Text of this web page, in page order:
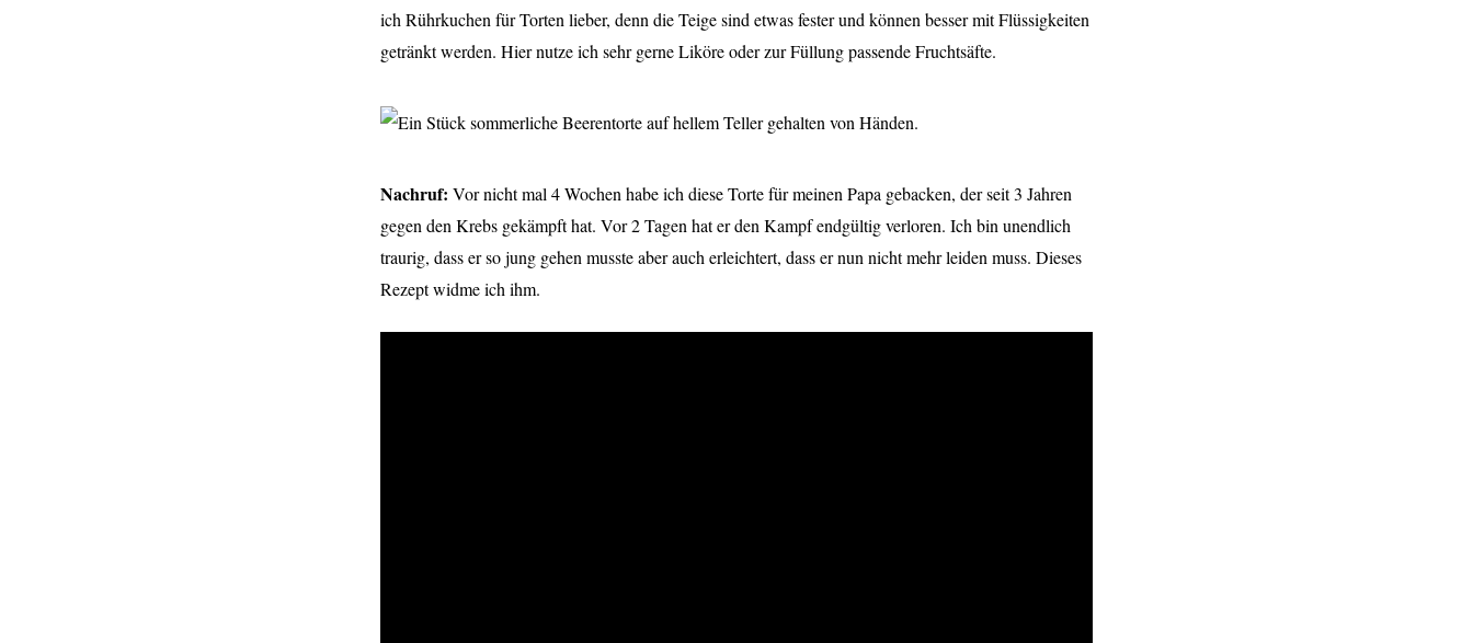
ich Rührkuchen für Torten lieber, denn die Teige sind etwas fester und können besser mit Flüssigkeiten
getränkt werden. Hier nutze ich sehr gerne Liköre oder zur Füllung passende Fruchtsäfte.
Nachruf: Vor nicht mal 4 Wochen habe ich diese Torte für meinen Papa gebacken, der seit 3 Jahren
gegen den Krebs gekämpft hat. Vor 2 Tagen hat er den Kampf endgültig verloren. Ich bin unendlich
traurig, dass er so jung gehen musste aber auch erleichtert, dass er nun nicht mehr leiden muss. Dieses
Rezept widme ich ihm.